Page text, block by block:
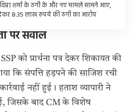
शर्मा के ठगी के और नए मामले सामने आए,
8.35 लाख रुपये की ठगी का आरोप
पर सवाल
को प्रार्थना पत्र देकर शिकायत की
कि संपत्ति हड़पने की साजिश रची
नहीं हुई। हताश व्यापारी ने
जिसके बाद CM के विशेष